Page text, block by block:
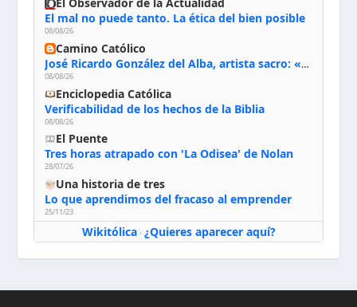
El Observador de la Actualidad
El mal no puede tanto. La ética del bien posible
08/08/26
Camino Católico
José Ricardo González del Alba, artista sacro: «Yo oro, hablo con Dios, le pido al Espíritu Santo su inspiración y siempre pinto rezando el rosario para que sea Él quien actúe a través de mis manos»
08/08/26
Enciclopedia Católica
Verificabilidad de los hechos de la Biblia
08/08/26
El Puente
Tres horas atrapado con 'La Odisea' de Nolan
28/07/26
Una historia de tres
Lo que aprendimos del fracaso al emprender
25/11/23
Wikitólica· ¿Quieres aparecer aquí?